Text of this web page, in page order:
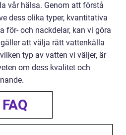
vår hälsa. Genom att förstå
dess olika typer, kvantitativa
för- och nackdelar, kan vi göra
att välja rätt vattenkälla
typ av vatten vi väljer, är
om dess kvalitet och
FAQ